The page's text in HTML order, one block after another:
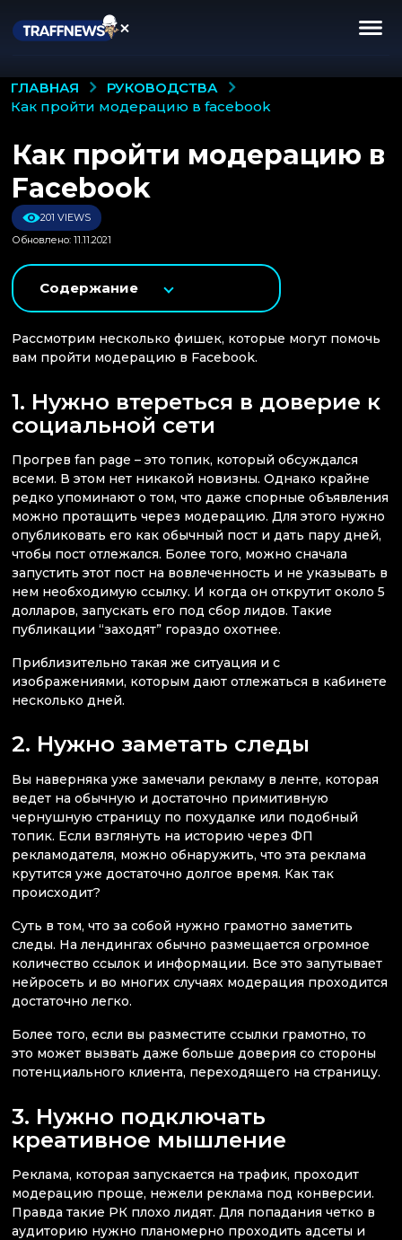
ГЛАВНАЯ
РУКОВОДСТВА
как пройти модерацию в facebook
Как пройти модерацию в
Facebook
201 VIEWS
Обновлено: 11.11.2021
Содержание
Рассмотрим несколько фишек, которые могут помочь
вам пройти модерацию в Facebook.
1. Нужно втереться в доверие к
социальной сети
Прогрев fan page – это топик, который обсуждался
всеми. В этом нет никакой новизны. Однако крайне
редко упоминают о том, что даже спорные объявления
можно протащить через модерацию. Для этого нужно
опубликовать его как обычный пост и дать пару дней,
чтобы пост отлежался. Более того, можно сначала
запустить этот пост на вовлеченность и не указывать в
нем необходимую ссылку. И когда он открутит около 5
долларов, запускать его под сбор лидов. Такие
публикации “заходят” гораздо охотнее.
Приблизительно такая же ситуация и с
изображениями, которым дают отлежаться в кабинете
несколько дней.
2. Нужно заметать следы
Вы наверняка уже замечали рекламу в ленте, которая
ведет на обычную и достаточно примитивную
чернушную страницу по похудалке или подобный
топик. Если взглянуть на историю через ФП
рекламодателя, можно обнаружить, что эта реклама
крутится уже достаточно долгое время. Как так
происходит?
Суть в том, что за собой нужно грамотно заметить
следы. На лендингах обычно размещается огромное
количество ссылок и информации. Все это запутывает
нейросеть и во многих случаях модерация проходится
достаточно легко.
Более того, если вы разместите ссылки грамотно, то
это может вызвать даже больше доверия со стороны
потенциального клиента, переходящего на страницу.
3. Нужно подключать
креативное мышление
Реклама, которая запускается на трафик, проходит
модерацию проще, нежели реклама под конверсии.
Правда такие РК плохо лидят. Для попадания четко в
аудиторию нужно планомерно проходить адсеты и